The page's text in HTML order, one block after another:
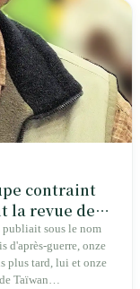
contraint
la revue de
de Taïwan
publiait sous le nom
d'après-guerre, onze
plus tard, lui et onze
Taïwan